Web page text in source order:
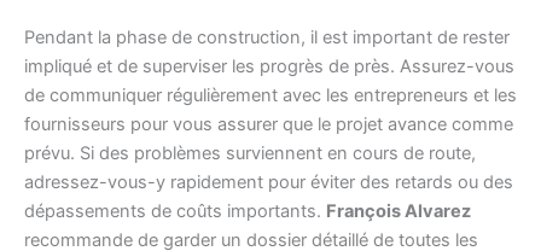
Pendant la phase de construction, il est important de rester
impliqué et de superviser les progrès de près. Assurez-vous
de communiquer régulièrement avec les entrepreneurs et les
fournisseurs pour vous assurer que le projet avance comme
prévu. Si des problèmes surviennent en cours de route,
adressez-vous-y rapidement pour éviter des retards ou des
dépassements de coûts importants. François Alvarez
recommande de garder un dossier détaillé de toutes les